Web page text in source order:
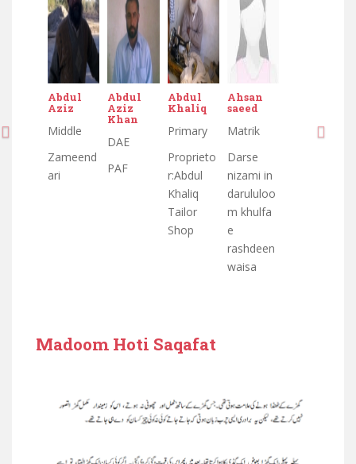
Abdul
Aziz
Middle
Zameend
ari
Abdul
Aziz
Khan
DAE
PAF
Abdul
Khaliq
Primary
Proprieto
r:Abdul
Khaliq
Tailor
Shop
Ahsan
saeed
Matrik
Darse
nizami in
darululoo
m khulfa
e
rashdeen
waisa
Madoom Hoti Saqafat